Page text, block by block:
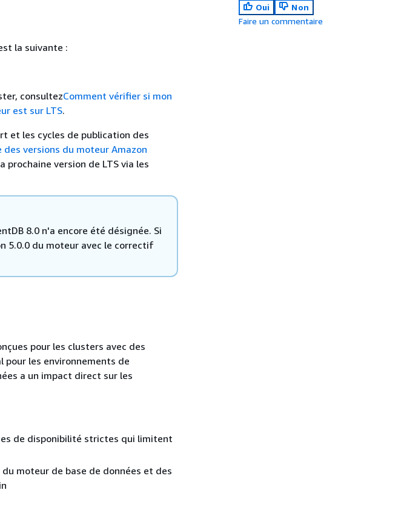
la suivante :
consultezComment vérifier si mon
est sur LTS.
et les cycles de publication des
versions du moteur Amazon
prochaine version de LTS via les
8.0 n'a encore été désignée. Si
5.0.0 du moteur avec le correctif
pour les clusters avec des
pour les environnements de
a un impact direct sur les
de disponibilité strictes qui limitent
moteur de base de données et des
Oui
Non
Faire un commentaire